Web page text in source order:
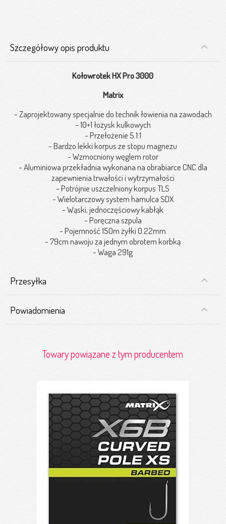
Szczegółowy opis produktu
Kołowrotek HX Pro 3000
Matrix
- Zaprojektowany specjalnie do technik łowienia na zawodach
- 10+1 łożysk kulkowych
- Przełożenie 5.1:1
- Bardzo lekki korpus ze stopu magnezu
- Wzmocniony węglem rotor
- Aluminiowa przekładnia wykonana na obrabiarce CNC dla
zapewnienia trwałości i wytrzymałości
- Potrójnie uszczelniony korpus TLS
- Wielotarczowy system hamulca SDX
- Wąski, jednoczęściowy kabłąk
- Poręczna szpula
- Pojemność 150m żyłki 0.22mm
- 79cm nawoju za jednym obrotem korbką
- Waga 291g
Przesyłka
Powiadomienia
Towary powiązane z tym producentem